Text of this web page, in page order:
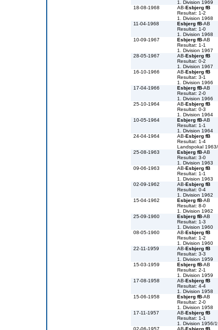
1. Division 1969
18-08-1968
AB-Esbjerg fB
Resultat: 1-2
1. Division 1968
11-04-1968
Esbjerg fB-AB
Resultat: 1-0
1. Division 1968
10-09-1967
Esbjerg fB-AB
Resultat: 1-1
1. Division 1967
28-05-1967
AB-Esbjerg fB
Resultat: 0-2
1. Division 1967
16-10-1966
AB-Esbjerg fB
Resultat: 3-1
1. Division 1966
17-04-1966
Esbjerg fB-AB
Resultat: 2-0
1. Division 1966
25-10-1964
AB-Esbjerg fB
Resultat: 0-3
1. Division 1964
10-05-1964
Esbjerg fB-AB
Resultat: 1-1
1. Division 1964
24-04-1964
AB-Esbjerg fB
Resultat: 1-4
Landspokal
25-08-1963
Esbjerg fB-AB
Resultat: 3-0
1. Division 1963
09-06-1963
AB-Esbjerg fB
Resultat: 1-1
1. Division 1963
02-09-1962
AB-Esbjerg fB
Resultat: 0-4
1. Division 1962
15-04-1962
Esbjerg fB-AB
Resultat: 8-0
1. Division 1962
25-09-1960
Esbjerg fB-AB
Resultat: 1-3
1. Division 1960
08-05-1960
AB-Esbjerg fB
Resultat: 1-2
1. Division 1960
22-11-1959
AB-Esbjerg fB
Resultat: 3-3
1. Division 1959
15-03-1959
Esbjerg fB-AB
Resultat: 2-1
1. Division 1959
17-08-1958
AB-Esbjerg fB
Resultat: 4-4
1. Division 1958
15-06-1958
Esbjerg fB-AB
Resultat: 2-0
1. Division 1958
17-11-1957
AB-Esbjerg fB
Resultat: 1-1
1. Division 1956/
02-06-1957
AB-Esbjerg fB